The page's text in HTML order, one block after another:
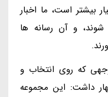
بیشتر است، ما اخبار
و آن رسانه ها
که روی انتخاب و
داشت: این مجموعه